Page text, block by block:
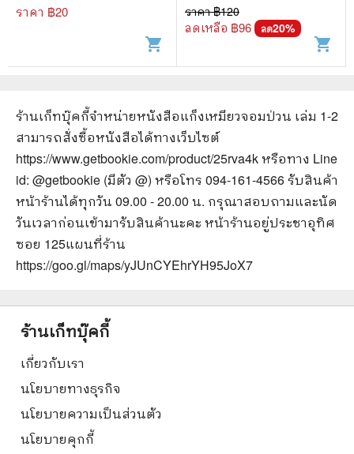
ราคา ฿20
shopping_cart
ราคา ฿120
ลดเหลือ ฿96 ลด20%
shopping_cart
ร้านเก็ทบุ๊คกี้จำหน่ายหนังสือแก็งเหมียวจอมป่วน เล่ม 1-2
สามารถสั่งซื้อหนังสือได้ทางเว็บไซต์
https://www.getbookie.com/product/25rva4kหรือทาง Line
id: @getbookie (มีตัว @) หรือโทร 094-161-4566 รับสินค้า
หน้าร้านได้ทุกวัน 09.00 - 20.00 น. กรุณาสอบถามและนัด
วันเวลาก่อนเข้ามารับสินค้านะคะ หน้าร้านอยู่ประชาอุทิศ
ซอย 125แผนที่ร้าน
https://goo.gl/maps/yJUnCYEhrYH95JoX7
ร้านเก็ทบุ๊คกี้
เกี่ยวกับเรา
นโยบายทางธุรกิจ
นโยบายความเป็นส่วนตัว
นโยบายคุกกี้